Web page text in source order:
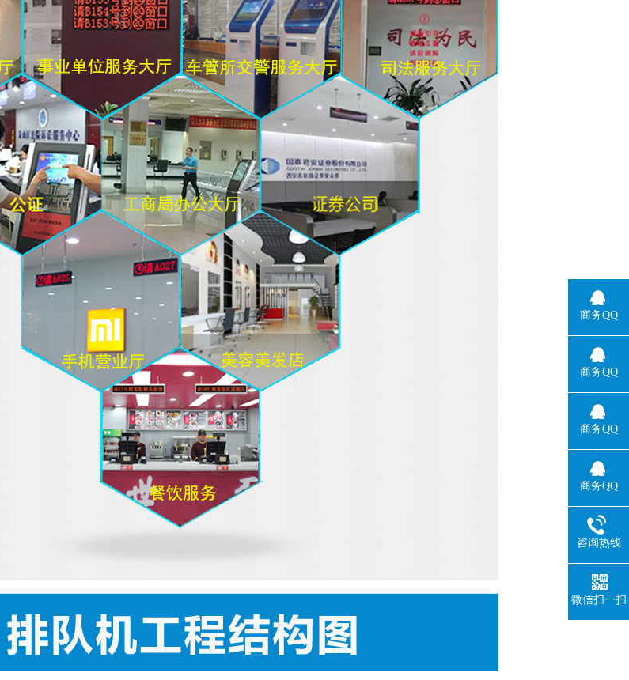
商务QQ
商务QQ
商务QQ
商务QQ
咨询热线
微信扫一扫